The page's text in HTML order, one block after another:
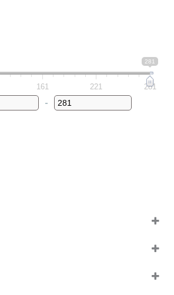
281
161 221 281
Minimum Price
-
Maximum Price